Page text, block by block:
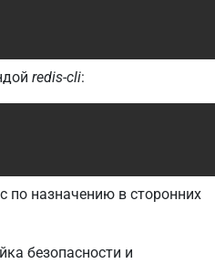
redis-cli:
по назначению в сторонних
безопасности и